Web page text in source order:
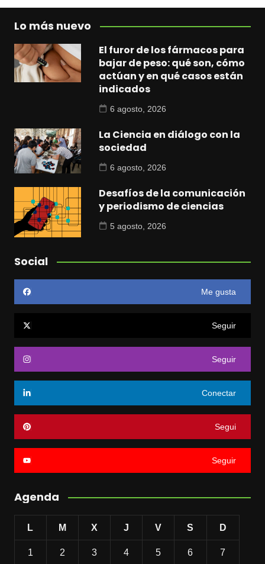
Lo más nuevo
El furor de los fármacos para
bajar de peso: qué son, cómo
actúan y en qué casos están
indicados
6 agosto, 2026
La Ciencia en diálogo con la
sociedad
6 agosto, 2026
Desafíos de la comunicación
y periodismo de ciencias
5 agosto, 2026
Social
Me gusta
Seguir
Seguir
Conectar
Segui
Seguir
Agenda
L M X J V S D
1 2 3 4 5 6 7